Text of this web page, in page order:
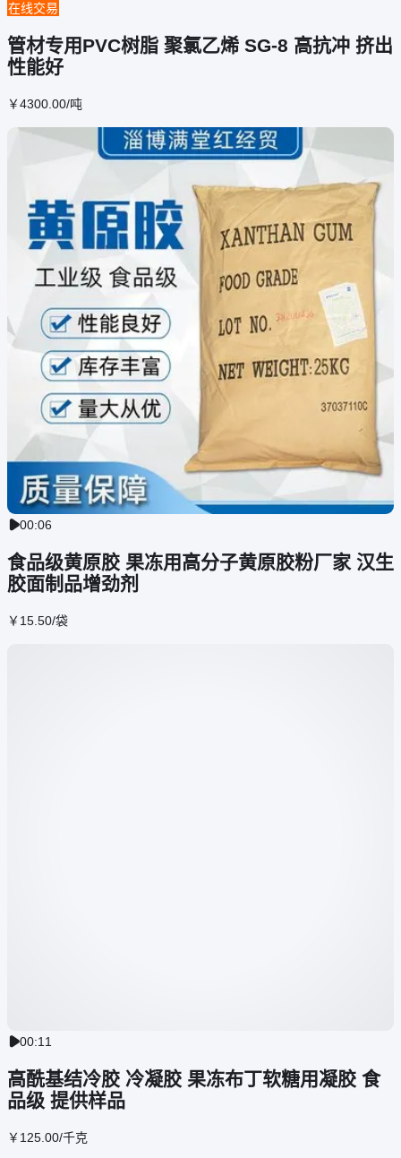
在线交易
管材专用PVC树脂 聚氯乙烯 SG-8 高抗冲 挤出
性能好
￥4300.00/吨
00:06
食品级黄原胶 果冻用高分子黄原胶粉厂家 汉生
胶面制品增劲剂
￥ 15 .50/袋
00:11
高酰基结冷胶 冷凝胶 果冻布丁软糖用凝胶 食
品级 提供样品
￥ 125 .00/千克